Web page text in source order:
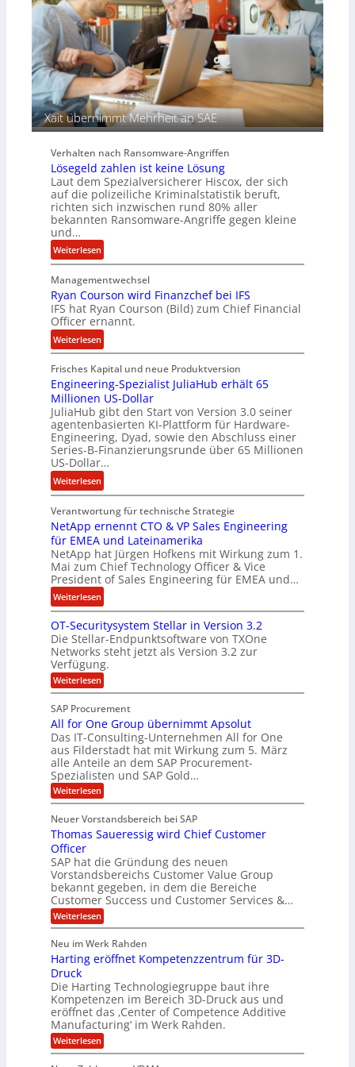
u
f
d
e
r
S
p
u
r
A
g
e
n
c
y
a
r
b
i
t
e
n
z
s
a
m
e
n
Xait übernimmt Mehrheit an SAE
Verhalten nach Ransomware-Angriffen
Lösegeld zahlen ist keine Lösung
Laut dem Spezialversicherer Hiscox, der sich
auf die polizeiliche Kriminalstatistik beruft,
richten sich inzwischen rund 80% aller
bekannten Ransomware-Angriffe gegen kleine
und…
Weiterlesen:
L
ö
s
e
g
e
l
d
z
a
h
l
e
i
s
e
i
n
e
L
ö
s
u
n
g
Managementwechsel
Ryan Courson wird Finanzchef bei IFS
IFS hat Ryan Courson (Bild) zum Chief Financial
Officer ernannt.
Weiterlesen:
R
y
a
n
C
o
u
s
o
i
r
d
F
i
n
a
n
z
c
h
f
b
e
i
I
F
S
Frisches Kapital und neue Produktversion
Engineering-Spezialist JuliaHub erhält 65
Millionen US-Dollar
JuliaHub gibt den Start von Version 3.0 seiner
agentenbasierten KI-Plattform für Hardware-
Engineering, Dyad, sowie den Abschluss einer
Series-B-Finanzierungsrunde über 65 Millionen
US-Dollar…
Weiterlesen:
E
n
g
n
e
e
r
i
n
g
-
S
p
e
z
i
a
l
i
s
u
l
i
a
H
u
b
e
r
ä
l
t
6
5
Verantwortung für technische Strategie
NetApp ernennt CTO & VP Sales Engineering
für EMEA und Lateinamerika
NetApp hat Jürgen Hofkens mit Wirkung zum 1.
Mai zum Chief Technology Officer & Vice
President of Sales Engineering für EMEA und…
Weiterlesen:
N
e
t
A
p
p
n
e
n
n
t
C
T
O
V
P
S
a
l
e
s
n
g
i
n
e
OT-Securitysystem Stellar in Version 3.2
Die Stellar-Endpunktsoftware von TXOne
Networks steht jetzt als Version 3.2 zur
Verfügung.
Weiterlesen:
O
-
S
e
c
u
r
i
t
y
y
s
e
m
S
t
e
l
l
r
i
e
r
s
i
o
n
3
SAP Procurement
All for One Group übernimmt Apsolut
Das IT-Consulting-Unternehmen All for One
aus Filderstadt hat mit Wirkung zum 5. März
alle Anteile an dem SAP Procurement-
Spezialisten und SAP Gold…
Weiterlesen:
A
l
f
r
O
n
e
G
r
o
p
ü
r
n
i
m
m
t
A
Neuer Vorstandsbereich bei SAP
Thomas Saueressig wird Chief Customer
Officer
SAP hat die Gründung des neuen
Vorstandsbereichs Customer Value Group
bekannt gegeben, in dem die Bereiche
Customer Success und Customer Services &…
Weiterlesen:
T
o
m
S
a
u
e
r
e
Neu im Werk Rahden
Harting eröffnet Kompetenzzentrum für 3D-
Druck
Die Harting Technologiegruppe baut ihre
Kompetenzen im Bereich 3D-Druck aus und
eröffnet das ‚Center of Competence Additive
Manufacturing‘ im Werk Rahden.
Weiterlesen:
H